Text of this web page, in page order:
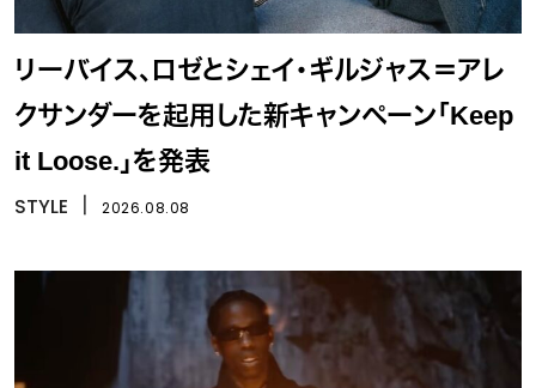
リーバイス、ロゼとシェイ・ギルジャス＝アレ
クサンダーを起用した新キャンペーン「Keep
it Loose.」を発表
STYLE 2026.08.08